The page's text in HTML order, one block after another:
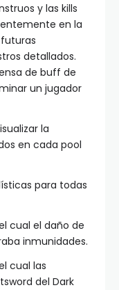
y las kills
en la
detallados.
de buff de
un jugador
la
en cada pool
para todas
cual el daño de
inmunidades.
cual las
del Dark